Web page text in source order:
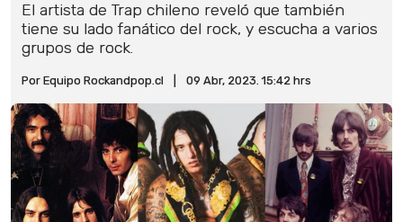
El artista de Trap chileno reveló que también
tiene su lado fanático del rock, y escucha a varios
grupos de rock.
Por Equipo Rockandpop.cl 09 Abr, 2023. 15:42 hrs